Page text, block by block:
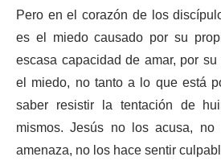
Pero en el corazón de los
es el miedo causado por su
escasa capacidad de amar, por
el miedo, no tanto a lo que está
saber resistir la tentación de
mismos. Jesús no los acusa,
amenaza, no los hace sentir